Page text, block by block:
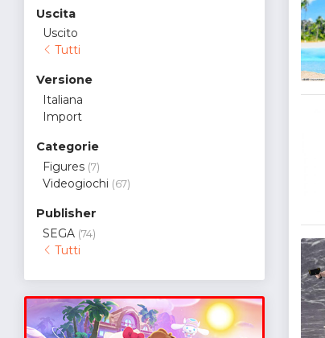
Uscita
Uscito
Tutti
Versione
Italiana
Import
Categorie
Figures (7)
Videogiochi (67)
Publisher
SEGA (74)
Tutti